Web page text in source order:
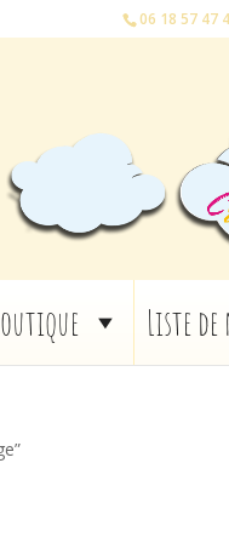
06 18 57 47
Liste